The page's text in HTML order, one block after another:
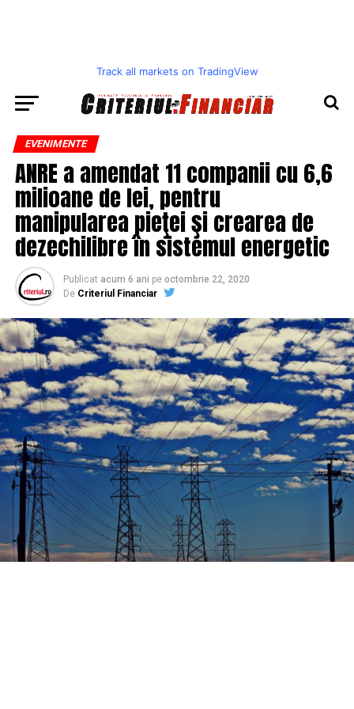
Track all markets on TradingView
EVENIMENTE
ANRE a amendat 11 companii cu 6,6
milioane de lei, pentru
manipularea pieţei şi crearea de
dezechilibre în sistemul energetic
Publicat acum 6 ani pe octombrie 22, 2020
De Criteriul Financiar